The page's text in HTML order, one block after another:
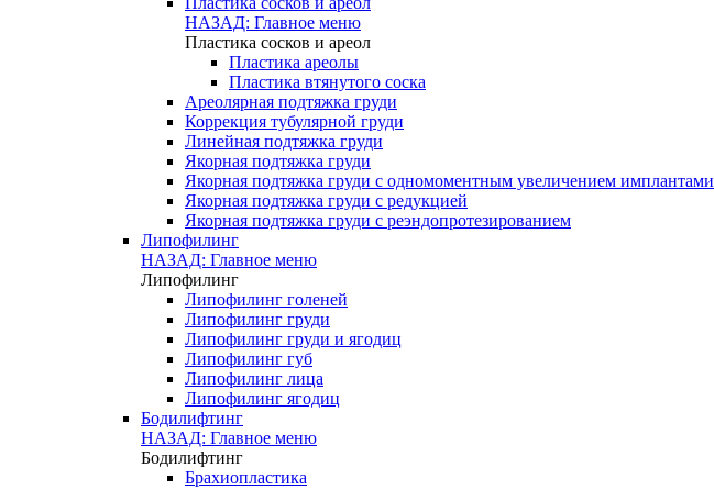
НАЗАД: Главное меню
Пластика сосков и ареол
Пластика ареолы
Пластика втянутого соска
Ареолярная подтяжка груди
Коррекция тубулярной груди
Линейная подтяжка груди
Якорная подтяжка груди
Якорная подтяжка груди с одномоментным увеличением имплантами
Якорная подтяжка груди с редукцией
Якорная подтяжка груди с реэндопротезированием
Липофилинг
НАЗАД: Главное меню
Липофилинг
Липофилинг голеней
Липофилинг груди
Липофилинг груди и ягодиц
Липофилинг губ
Липофилинг лица
Липофилинг ягодиц
Бодилифтинг
НАЗАД: Главное меню
Бодилифтинг
Брахиопластика